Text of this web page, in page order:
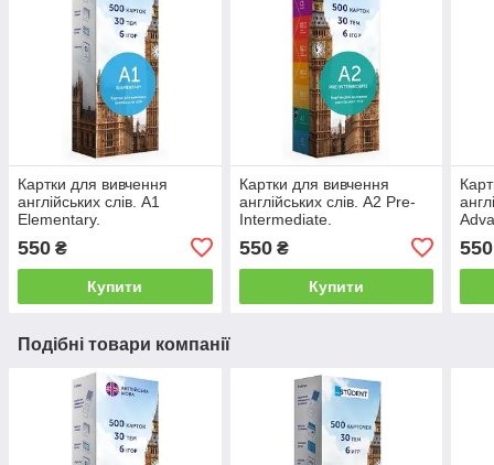
Картки для вивчення
англійських слів. A1
Elementary.
550 ₴
Купити
Картки для вивчення
англійських слів. A2 Pre-
Intermediate.
550₴
Купити
550
Подібні товари компанії